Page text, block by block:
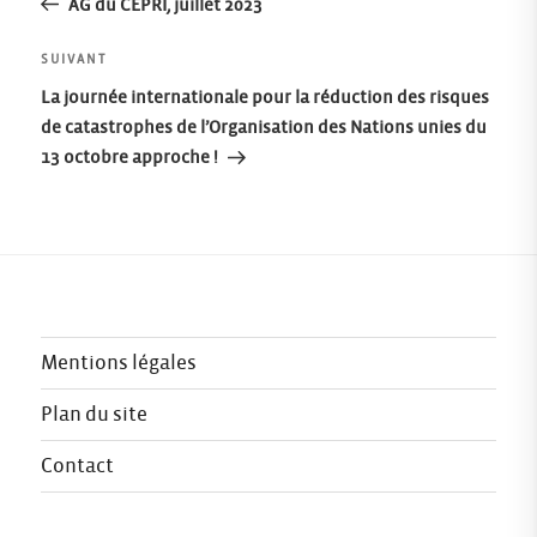
l’article
AG du CEPRI, juillet 2023
Article
suivant
SUIVANT
La journée internationale pour la réduction des risques
de catastrophes de l’Organisation des Nations unies du
13 octobre approche !
Mentions légales
Plan du site
Contact